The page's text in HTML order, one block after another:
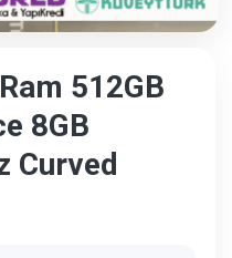
512GB
8GB
Curved